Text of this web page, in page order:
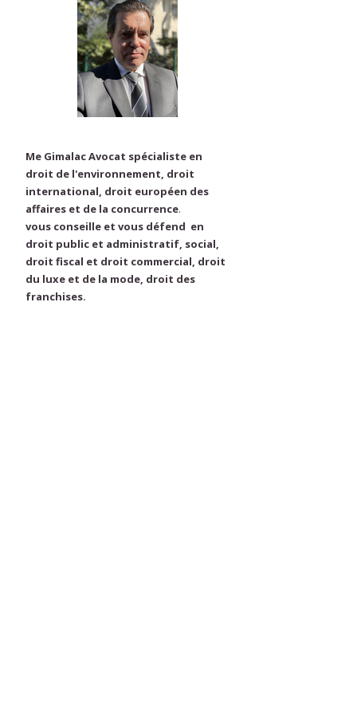
Me Gimalac Avocat spécialiste en
droit de l'environnement, droit
international, droit européen des
affaires et de la concurrence.
vous conseille et vous défend en
droit public et administratif, social,
droit fiscal et droit commercial, droit
du luxe et de la mode, droit des
franchises.